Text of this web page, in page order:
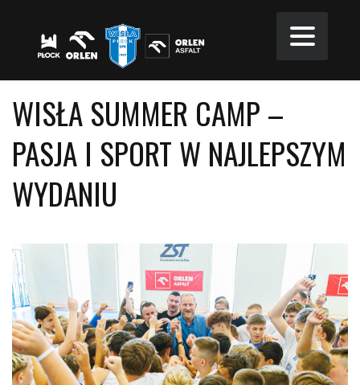
WISŁA SUMMER CAMP –
PASJA I SPORT W NAJLEPSZYM
WYDANIU